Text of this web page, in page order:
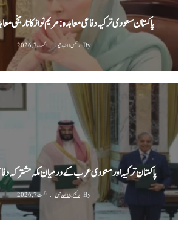
پاکستان سعودی ترکیہ دفاعی معاہدہ: مریم نواز کا تاریخی
By رئیس الاخبار نیوز اگست 7, 2026
پاکستان ترکیہ اور سعودی عرب کے درمیان مکہ مشترکہ
By رئیس الاخبار نیوز اگست 7, 2026